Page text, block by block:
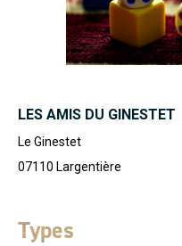
LES AMIS DU GINESTET
Le Ginestet
07110 Largentière
Types